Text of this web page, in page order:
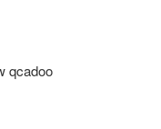
qcadoo